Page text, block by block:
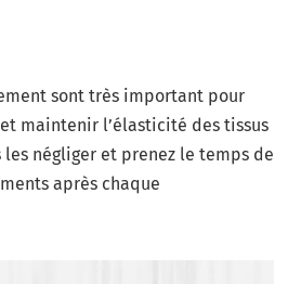
sont très important pour
maintenir l’élasticité des tissus
les négliger et prenez le temps de
après chaque